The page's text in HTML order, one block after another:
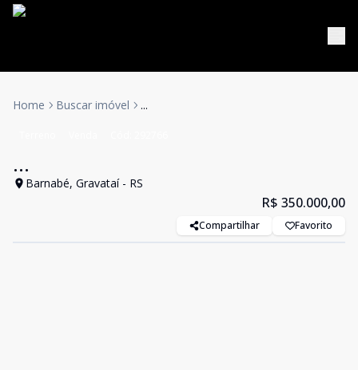
Home Buscar imóvel ...
...
Barnabé, Gravataí - RS
R$ 350.000,00
Compartilhar Favorito